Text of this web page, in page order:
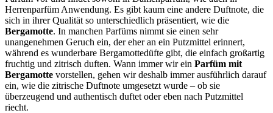
Herrenparfüm Anwendung. Es gibt kaum eine andere Duftnote, die
sich in ihrer Qualität so unterschiedlich präsentiert, wie die
Bergamotte. In manchen Parfüms nimmt sie einen sehr
unangenehmen Geruch ein, der eher an ein Putzmittel erinnert,
während es wunderbare Bergamottedüfte gibt, die einfach großartig
fruchtig und zitrisch duften. Wann immer wir ein Parfüm mit
Bergamotte vorstellen, gehen wir deshalb immer ausführlich darauf
ein, wie die zitrische Duftnote umgesetzt wurde – ob sie
überzeugend und authentisch duftet oder eben nach Putzmittel
riecht.